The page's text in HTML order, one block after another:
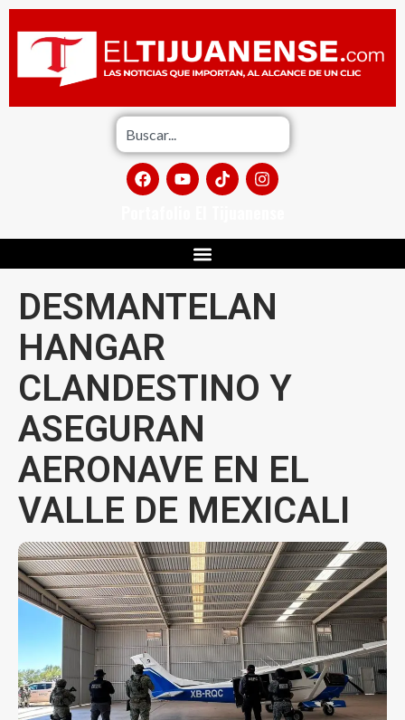
DESMANTELAN
HANGAR
CLANDESTINO Y
ASEGURAN
AERONAVE EN EL
VALLE DE MEXICALI